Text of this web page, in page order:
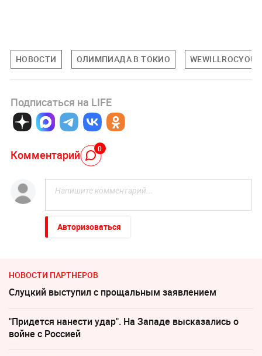
НОВОСТИ ОЛИМПИАДА В ТОКИО WEWILLROCYOU
Подписаться на LIFE
Комментарий 0
Авторизоваться
НОВОСТИ ПАРТНЕРОВ
Слуцкий выступил с прощальным заявлением
"Придется нанести удар". На Западе высказались о
войне с Россией